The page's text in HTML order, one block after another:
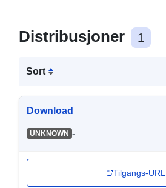
Distribusjoner 1
Sort
Download
UNKNOWN -
Tilgangs-URL